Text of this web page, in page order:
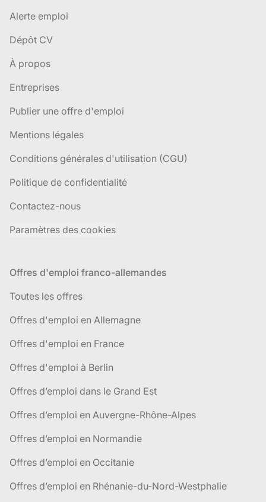
Alerte emploi
Dépôt CV
À propos
Entreprises
Publier une offre d'emploi
Mentions légales
Conditions générales d'utilisation (CGU)
Politique de confidentialité
Contactez-nous
Paramètres des cookies
Offres d'emploi franco-allemandes
Toutes les offres
Offres d'emploi en Allemagne
Offres d'emploi en France
Offres d'emploi à Berlin
Offres d’emploi dans le Grand Est
Offres d’emploi en Auvergne-Rhône-Alpes
Offres d’emploi en Normandie
Offres d’emploi en Occitanie
Offres d’emploi en Rhénanie-du-Nord-Westphalie